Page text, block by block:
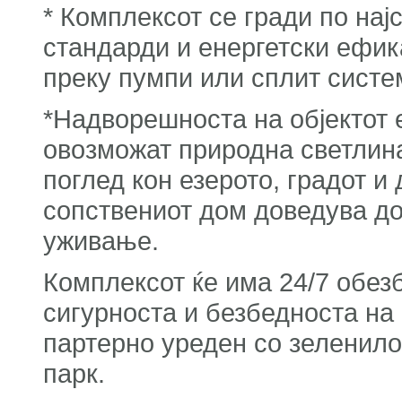
* Комплексот се гради по
стандарди и енергетски
преку пумпи или сплит
*Надворешноста на
овозможат природна
поглед кон езерото, градот
сопствениот дом доведува
уживање.
Комплексот ќе има 24/7
сигурноста и безбедноста
партерно уреден со
парк.